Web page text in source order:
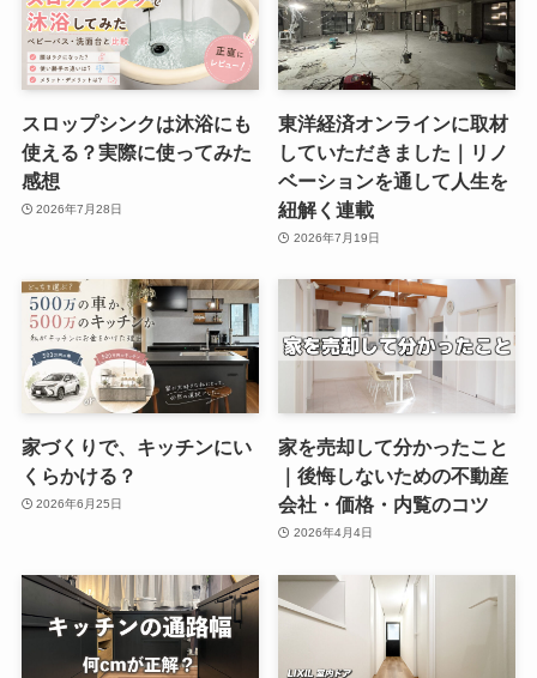
スロップシンクは沐浴にも
使える？実際に使ってみた
感想
2026年7月28日
東洋経済オンラインに取材
していただきました｜リノ
ベーションを通して人生を
紐解く連載
2026年7月19日
家づくりで、キッチンにい
くらかける？
2026年6月25日
家を売却して分かったこと
｜後悔しないための不動産
会社・価格・内覧のコツ
2026年4月4日